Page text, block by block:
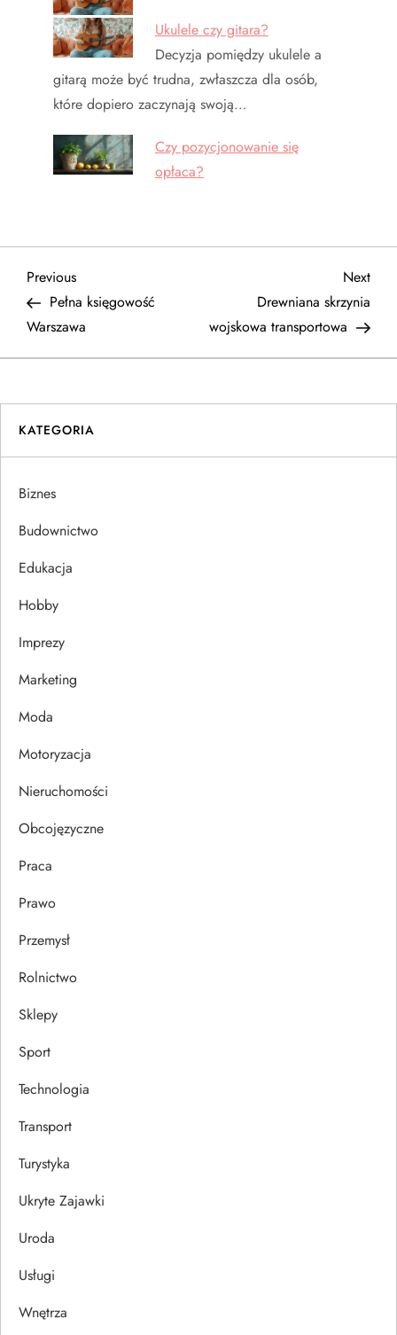
Ukulele czy gitara?
Decyzja pomiędzy ukulele a
gitarą może być trudna, zwłaszcza dla osób,
które dopiero zaczynają swoją…
Czy pozycjonowanie się
opłaca?
N
a
w
i
g
a
c
j
a
w
p
i
s
u
Previous
Post
Previous
Pełna księgowość
Warszawa
Next
Next
Drewniana skrzynia
wojskowa transportowa
KATEGORIA
Biznes
Budownictwo
Edukacja
Hobby
Imprezy
Marketing
Moda
Motoryzacja
Nieruchomości
Obcojęzyczne
Praca
Prawo
Przemysł
Rolnictwo
Sklepy
Sport
Technologia
Transport
Turystyka
Ukryte Zajawki
Uroda
Usługi
Wnętrza